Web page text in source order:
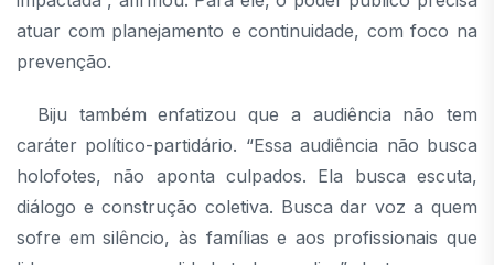
atuar com planejamento e continuidade, com foco na
prevenção.
Biju também enfatizou que a audiência não tem
caráter político-partidário. “Essa audiência não busca
holofotes, não aponta culpados. Ela busca escuta,
diálogo e construção coletiva. Busca dar voz a quem
sofre em silêncio, às famílias e aos profissionais que